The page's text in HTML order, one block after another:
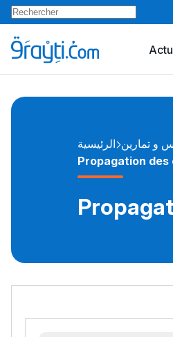
الرئيسية و تمارين
Propagation des